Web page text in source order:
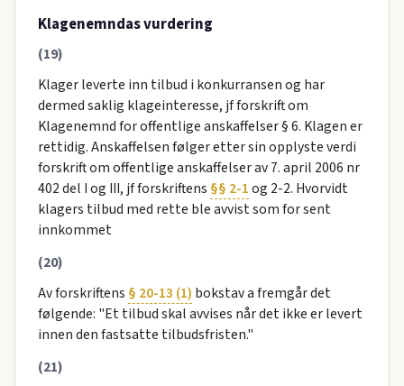
Klagenemndas vurdering
(19)
Klager leverte inn tilbud i konkurransen og har
dermed saklig klageinteresse, jf forskrift om
Klagenemnd for offentlige anskaffelser § 6. Klagen er
rettidig. Anskaffelsen følger etter sin opplyste verdi
forskrift om offentlige anskaffelser av 7. april 2006 nr
402 del I og III, jf forskriftens §§ 2-1og 2-2. Hvorvidt
klagers tilbud med rette ble avvist som for sent
innkommet
(20)
Av forskriftens § 20-13 (1) bokstav a fremgår det
følgende: "Et tilbud skal avvises når det ikke er levert
innen den fastsatte tilbudsfristen."
(21)